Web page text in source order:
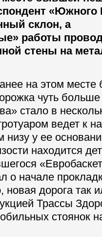
«Южного
склон, а
работы
стены на
на этом
чуть
стало в
ведет к
у ее
находится
о начале
дорога так
Трассы
стоянок